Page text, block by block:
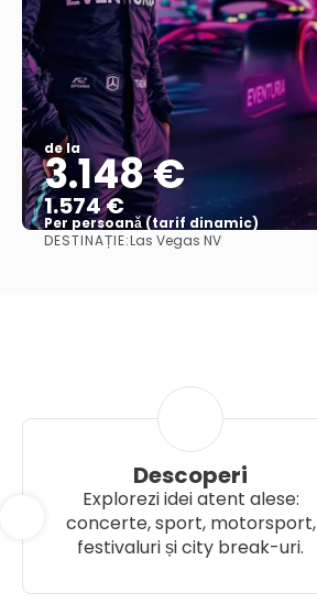
de la
3.148 €
1.574 €
Per persoană (tarif dinamic)
Vezi mai multe
DESTINAȚIE:Las Vegas NV
Descoperi
Explorezi idei atent alese:
concerte, sport, motorsport,
festivaluri și city break-uri.